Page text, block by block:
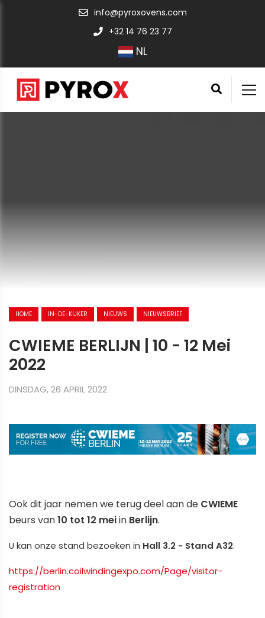
info@pyroxovens.com
+32 14 76 23 77
NL
HOME IN-DE-KIJKER NIEUWS NIEUWSBRIEF
CWIEME BERLIJN | 10 - 12 Mei
2022
DINSDAG, 26 APRIL 2022
Ook dit jaar nemen we terug deel aan de CWIEME
beurs van10 tot 12 meiin Berlijn.
U kan onze stand bezoeken in Hall 3.2 - Stand A32.
https://berlin.coilwindingexpo.com/Page/visitor-
registration